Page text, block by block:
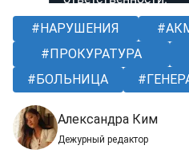
НАРУШЕНИЯ
ПРОКУРАТУРА
БОЛЬНИЦА
Александра Ким
Дежурный редактор